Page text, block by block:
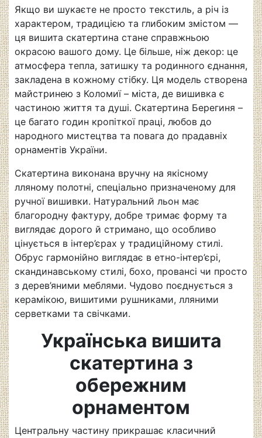
Якщо ви шукаєте не просто текстиль, а річ із
характером, традицією та глибоким змістом —
ця вишита скатертина стане справжньою
окрасою вашого дому. Це більше, ніж декор: це
атмосфера тепла, затишку та родинного єднання,
закладена в кожному стібку. Ця модель створена
майстринею з Коломиї – міста, де вишивка є
частиною життя та душі. Скатертина Берегиня –
це багато годин кропіткої праці, любов до
народного мистецтва та повага до прадавніх
орнаментів України.
Скатертина виконана вручну на якісному
лляному полотні, спеціально призначеному для
ручної вишивки. Натуральний льон має
благородну фактуру, добре тримає форму та
виглядає дорого й стримано, що особливо
цінується в інтер’єрах у традиційному стилі.
Обрус гармонійно виглядає в етно-інтер’єрі,
скандинавському стилі, бохо, провансі чи просто
з дерев’яними меблями. Чудово поєднується з
керамікою, вишитими рушниками, лляними
серветками та свічками.
Українська вишита
скатертина з
обережним
орнаментом
Центральну частину прикрашає класичний